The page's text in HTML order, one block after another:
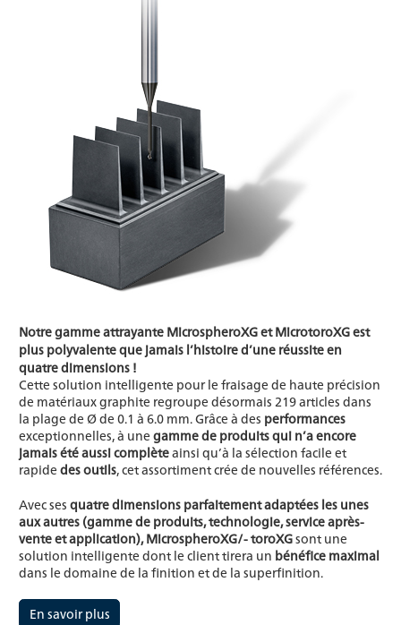
Notregammeattrayante MicrospheroXGetMicrotoroXGest
plus polyvalente que jamais l’histoire d’une réussite en
quatre dimensions !
Cette solution intelligente pour le fraisage de haute précision
de matériaux graphite regroupe désormais 219 articles dans
la plage de Ø de 0.1 à 6.0 mm. Grâce à des performances
exceptionnelles, à une gamme de produits qui n’a encore
jamais été aussi complèteainsi qu’à la sélection facile et
rapide des outils, cet assortiment crée de nouvelles références.
Avec ses quatre dimensions parfaitement adaptées les unes
aux autres (gamme de produits, technologie, service après-
vente et application), MicrospheroXG/- toroXGsont une
solution intelligente dont le client tirera un bénéfice maximal
dans le domaine de la finition et de la superfinition.
En savoir plus